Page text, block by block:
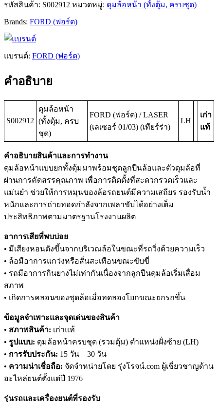
รหัสสินค้า: S002912 หมวดหมู่: ดุมล้อหน้า (ทั้งตุ้ม, ครบชุด)
Brands: FORD (ฟอร์ด)
แบรนด์: FORD (ฟอร์ด)
คำอธิบาย
S002912
ดุมล้อหน้า
(ทั้งตุ้ม, ครบ
ชุด)
FORD (ฟอร์ด) / LASER
(เลเซอร์ 01/03) (เทียร์ร่า)
LH
เก่า
แท้
คำอธิบายสินค้าและการทำงาน
ดุมล้อหน้าแบบยกทั้งตุ้มมาพร้อมชุดลูกปืนล้อและตัวดุมล้อที่
ผ่านการคัดสรรคุณภาพ เพื่อการติดตั้งที่สะดวกรวดเร็วและ
แม่นยำ ช่วยให้การหมุนของล้อรถยนต์มีความเสถียร รองรับน้ำ
หนักและการถ่ายทอดกำลังจากเพลาขับได้อย่างเต็ม
ประสิทธิภาพตามมาตรฐานโรงงานผลิต
อาการเสียที่พบบ่อย
• มีเสียงหอนดังขึ้นจากบริเวณล้อในขณะที่รถวิ่งด้วยความเร็ว
• ล้อมีอาการแกว่งหรือสั่นสะเทือนขณะขับขี่
• รถมีอาการกินยางไม่เท่ากันเนื่องจากลูกปืนดุมล้อเริ่มเสื่อม
สภาพ
• เกิดการคลอนของชุดล้อเมื่อทดลองโยกขณะยกรถขึ้น
ข้อมูลจำเพาะและจุดเด่นของสินค้า
• สภาพสินค้า: เก่าแท้
• รูปแบบ: ดุมล้อหน้าครบชุด (รวมตุ้ม) ตำแหน่งฝั่งซ้าย (LH)
• การรับประกัน: 15 วัน – 30 วัน
• ความน่าเชื่อถือ: จัดจำหน่ายโดย รุ่งโรจน์.com ผู้เชี่ยวชาญด้าน
อะไหล่ยนต์ตั้งแต่ปี 1976
รุ่นรถและเครื่องยนต์ที่รองรับ